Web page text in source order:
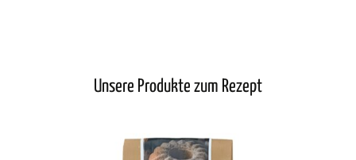
Unsere Produkte zum Rezept